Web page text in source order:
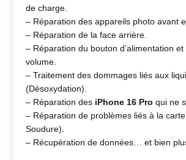
de charge.
– Réparation des appareils photo avant
– Réparation de la face arrière.
– Réparation du bouton d’alimentation
volume.
– Traitement des dommages liés aux
(Désoxydation).
– Réparation des iPhone 16 Pro qui ne
– Réparation de problèmes liés à la
Soudure).
– Récupération de données… et bien